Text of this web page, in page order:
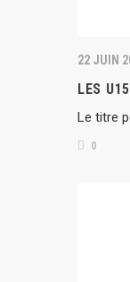
22 JUIN
LES
Le titre
0